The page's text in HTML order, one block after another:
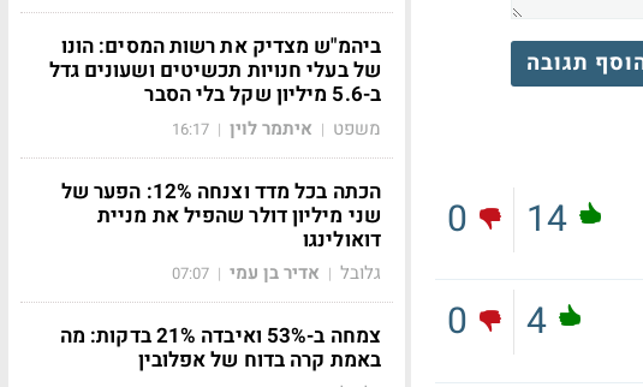
תגובה
14
0
4
0
ביהמ"ש מצדיק את רשות המסים: הונו
של בעלי חנויות תכשיטים ושעונים גדל
ב-5.6 מיליון שקל בלי הסבר
משפט | איתמר לוין |
16:17
הכתה בכל מדד וצנחה 12%: הפער של
שני מיליון דולר שהפיל את מניית
דואולינגו
גלובל | אדיר בן עמי |
07:07
צמחה ב-53% ואיבדה 21% בדקות: מה
באמת קרה בדוח של אפלובין